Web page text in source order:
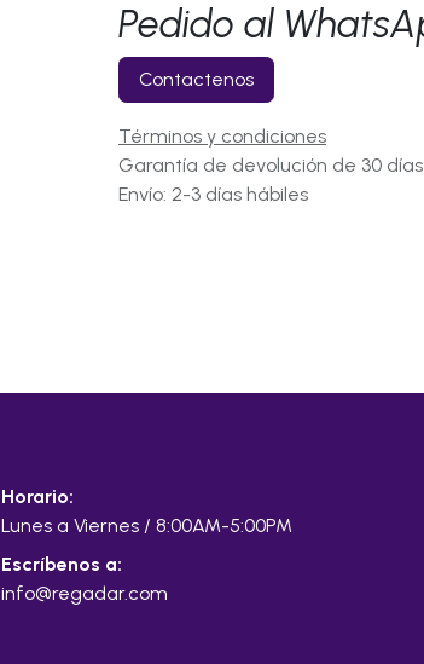
Pedido al
Contactenos
Términos y condiciones
Garantía de devolución de 30 días
Envío: 2-3 días hábiles
Horario:
Lunes a Viernes / 8:00AM-5:00PM
Escríbenos a:
info@regadar.com